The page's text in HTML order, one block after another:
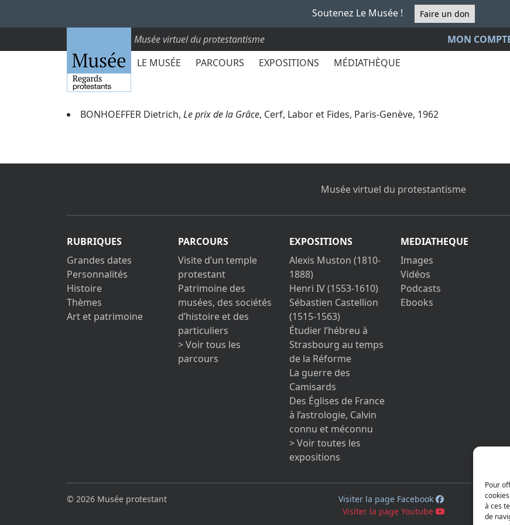
Pour
à ces
de
Soutenez Le Musée ! Faire un don
Musée virtuel du protestantisme MON
LE MUSÉE
PARCOURS EXPOSITIONS MÉDIATHÈQUE
BONHOEFFER Dietrich, Le prix de la Grâce, Cerf, Labor et Fides, Paris-Genève, 1962
Musée virtuel du protestantisme
RUBRIQUES
Grandes dates
Personnalités
Histoire
Thèmes
Art et patrimoine
PARCOURS
Visite d’un temple
protestant
Patrimoine des
musées, des sociétés
d’histoire et des
particuliers
> Voir tous les
parcours
EXPOSITIONS
Alexis Muston (1810-
1888)
Henri IV (1553-1610)
Sébastien Castellion
(1515-1563)
Étudier l’hébreu à
Strasbourg au temps
de la Réforme
La guerre des
Camisards
Des Églises de France
à l’astrologie, Calvin
connu et méconnu
> Voir toutes les
expositions
MEDIATHEQUE
Images
Vidéos
Podcasts
Ebooks
© 2026 Musée protestant
Visiter la page Facebook
Visiter la page Youtube